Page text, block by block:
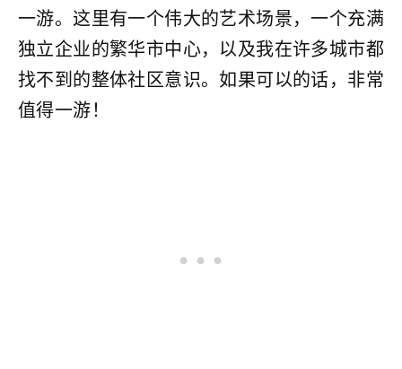
一游。这里有一个伟大的艺术场景，一个充满
独立企业的繁华市中心，以及我在许多城市都
找不到的整体社区意识。如果可以的话，非常
值得一游！